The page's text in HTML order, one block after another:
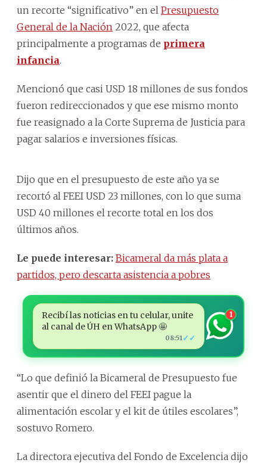
un recorte “significativo” en el Presupuesto
General de la Nación 2022, que afecta
principalmente a programas de primera
infancia.
Mencionó que casi USD 18 millones de sus fondos
fueron redireccionados y que ese mismo monto
fue reasignado a la Corte Suprema de Justicia para
pagar salarios e inversiones físicas.
Dijo que en el presupuesto de este año ya se
recortó al FEEI USD 23 millones, con lo que suma
USD 40 millones el recorte total en los dos
últimos años.
Le puede interesar: Bicameral da más plata a
partidos, pero descarta asistencia a pobres
Recibí las noticias en tu celular, unite
al canal de ÚH en WhatsApp 🤩
08:51 ✓✓
1
“Lo que definió la Bicameral de Presupuesto fue
asentir que el dinero del FEEI pague la
alimentación escolar y el kit de útiles escolares”,
sostuvo Romero.
La directora ejecutiva del Fondo de Excelencia dijo